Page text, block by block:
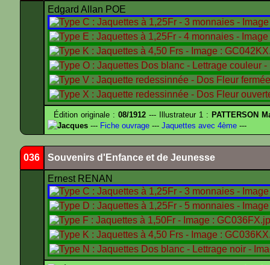
Edgard Allan POE
Édition originale :08/1912 --- Illustrateur 1 : PATTERSON
Jacques --- Fiche ouvrage --- Jaquettes avec 4ème ---
036 Souvenirs d'Enfance et de Jeunesse
Ernest RENAN